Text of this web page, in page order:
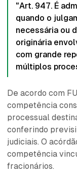
"Art. 947. É
quando o
necessária ou
originária
com grande
múltiplos
De acordo com
competência
processual
conferindo
judiciais. O
competência
fracionários.